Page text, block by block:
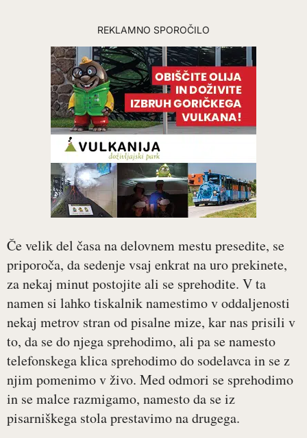
REKLAMNO SPOROČILO
Če velik del časa na delovnem mestu presedite, se
priporoča, da sedenje vsaj enkrat na uro prekinete,
za nekaj minut postojite ali se sprehodite. V ta
namen si lahko tiskalnik namestimo v oddaljenosti
nekaj metrov stran od pisalne mize, kar nas prisili v
to, da se do njega sprehodimo, ali pa se namesto
telefonskega klica sprehodimo do sodelavca in se z
njim pomenimo v živo. Med odmori se sprehodimo
in se malce razmigamo, namesto da se iz
pisarniškega stola prestavimo na drugega.